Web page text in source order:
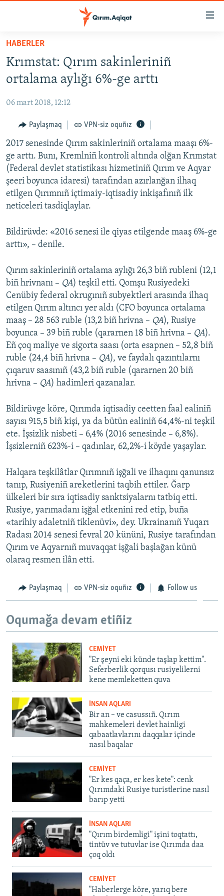
Esas
qaytmaq
Baş
qaytmaq
qaytmaq
SİYASET
CEMİYET
MEDENİYET
İNSAN AQLARI
VİDEO
SÜRET
BLOGLAR
Русский
QOŞULIÑIZ!
RFE/RS bütün saytları
HABERLER
Krımstat: Qırım sakinleriniñ
ortalama aylığı 6%-ge arttı
06 mart 2018, 12:12
Paylaşmaq VPN-siz oquñız
2017 senesinde Qırım sakinleriniñ ortalama maaşı 6%-
ge arttı. Bunı, Kremlniñ kontroli altında olğan Krımstat
(Federal devlet statistikası hizmetiniñ Qırım ve Aqyar
şeeri boyunca idaresi) tarafından azırlanğan ilhaq
etilgen Qırımnıñ içtimaiy-iqtisadiy inkişafınıñ ilk
neticeleri tasdiqlaylar.
Bildirüvde: «2016 senesi ile qiyas etilgende maaş 6%-ge
arttı», – denile.
Qırım sakinleriniñ ortalama aylığı 26,3 biñ rubleni (12,1
biñ hrivnanı – QA) teşkil etti. Qomşu Rusiyedeki
Cenübiy federal okrugınıñ subyektleri arasında ilhaq
etilgen Qırım altıncı yer aldı (CFO boyunca ortalama
maaş – 28 563 ruble (13,2 biñ hrivna – QA), Rusiye
boyunca – 39 biñ ruble (qararnen 18 biñ hrivna – QA).
Eñ çoq maliye ve sigorta saası (orta esapnen – 52,8 biñ
ruble (24,4 biñ hrivna – QA), ve faydalı qazıntılarnı
çıqaruv saasınıñ (43,2 biñ ruble (qararnen 20 biñ
hrivna – QA) hadimleri qazanalar.
Bildirüvge köre, Qırımda iqtisadiy ceetten faal ealiniñ
sayısı 915,5 biñ kişi, ya da bütün ealiniñ 64,4%-ni teşkil
ete. İşsizlik nisbeti – 6,4% (2016 senesinde – 6,8%).
İşsizlerniñ 623%-i – qadınlar, 62,2%-i köyde yaşaylar.
Halqara teşkilâtlar Qırımnıñ işğali ve ilhaqını qanunsız
tanıp, Rusiyeniñ areketlerini taqbih ettiler. Ğarp
ülkeleri bir sıra iqtisadiy sanktsiyalarnı tatbiq etti.
Rusiye, yarımadanı işğal etkenini red etip, buña
«tarihiy adaletniñ tiklenüvi», dey. Ukrainanıñ Yuqarı
Radası 2014 senesi fevral 20 kününi, Rusiye tarafından
Qırım ve Aqyarnıñ muvaqqat işğali başlağan künü
olaraq resmen ilân etti.
Paylaşmaq VPN-siz oquñız Follow us
Oqumağa devam etiñiz
CEMİYET
"Er şeyni eki künde taşlap kettim".
Seferberlik qorqusı rusiyelilerni
kene memleketten quva
İNSAN AQLARI
Bir an – ve casussıñ. Qırım
mahkemeleri devlet hainligi
qabaatlavlarını daqqalar içinde
nasıl baqalar
CEMİYET
"Er kes qaça, er kes kete": cenk
Qırımdaki Rusiye turistlerine nasıl
barıp yetti
İNSAN AQLARI
"Qırım birdemligi" işini toqtattı,
tintüv ve tutuvlar ise Qırımda daa
çoq oldı
CEMİYET
"Haberlerge köre, yarıq bere